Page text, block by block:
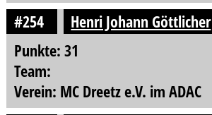
#254
Henri Johann Göttlicher
Punkte: 31
Team:
Verein: MC Dreetz e.V. im ADAC